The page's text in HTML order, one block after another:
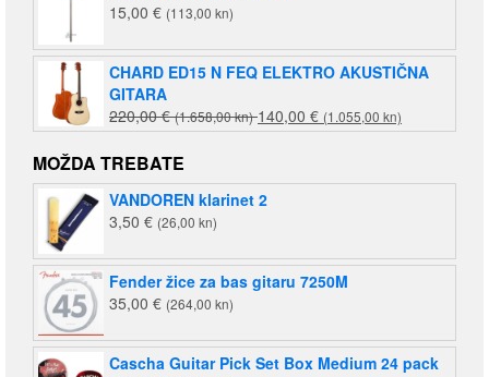
15,00 € (113,00 kn)
CHARD ED15 N FEQ ELEKTRO AKUSTIČNA
GITARA
220,00€ (1.658,00 kn)Izvorna
cijena
je:
220,00 €
140,00 € (1.055,00 kn)
cijena
140,00 €
MOŽDA TREBATE
VANDOREN klarinet 2
3,50 € (26,00 kn)
Fender žice za bas gitaru 7250M
35,00 € (264,00 kn)
Cascha Guitar Pick Set Box Medium 24 pack